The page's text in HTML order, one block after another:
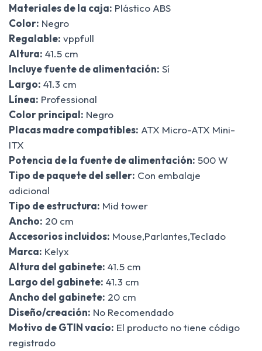
Materiales de la caja: Plástico ABS
Color: Negro
Regalable: vppfull
Altura: 41.5 cm
Incluye fuente de alimentación: Sí
Largo: 41.3 cm
Línea: Professional
Color principal: Negro
Placas madre compatibles: ATX Micro-ATX Mini-
ITX
Potencia de la fuente de alimentación: 500 W
Tipo de paquete del seller: Con embalaje
adicional
Tipo de estructura: Mid tower
Ancho: 20 cm
Accesorios incluidos: Mouse,Parlantes,Teclado
Marca: Kelyx
Altura del gabinete: 41.5 cm
Largo del gabinete: 41.3 cm
Ancho del gabinete: 20 cm
Diseño/creación: No Recomendado
Motivo de GTIN vacío: El producto no tiene código
registrado